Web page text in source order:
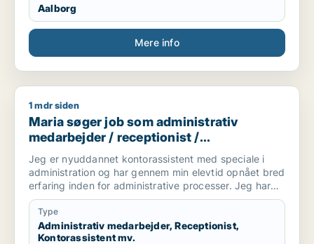
Aalborg
Mere info
Maria søger job som administrativ medarbejder /
1 mdr siden
Maria søger job som administrativ
medarbejder / receptionist /
kontorassistent / hr-medarbejder
Jeg er nyuddannet kontorassistent med speciale i
administration og har gennem min elevtid opnået bred
erfaring inden for administrative processer. Jeg har
arbejdet med blandt andet fakturering,
vareoprettelse, stamdata, ERP-systemet Navision,
ordrebehandling og kundeservice.
Type
Administrativ medarbejder, Receptionist,
Kontorassistent mv.